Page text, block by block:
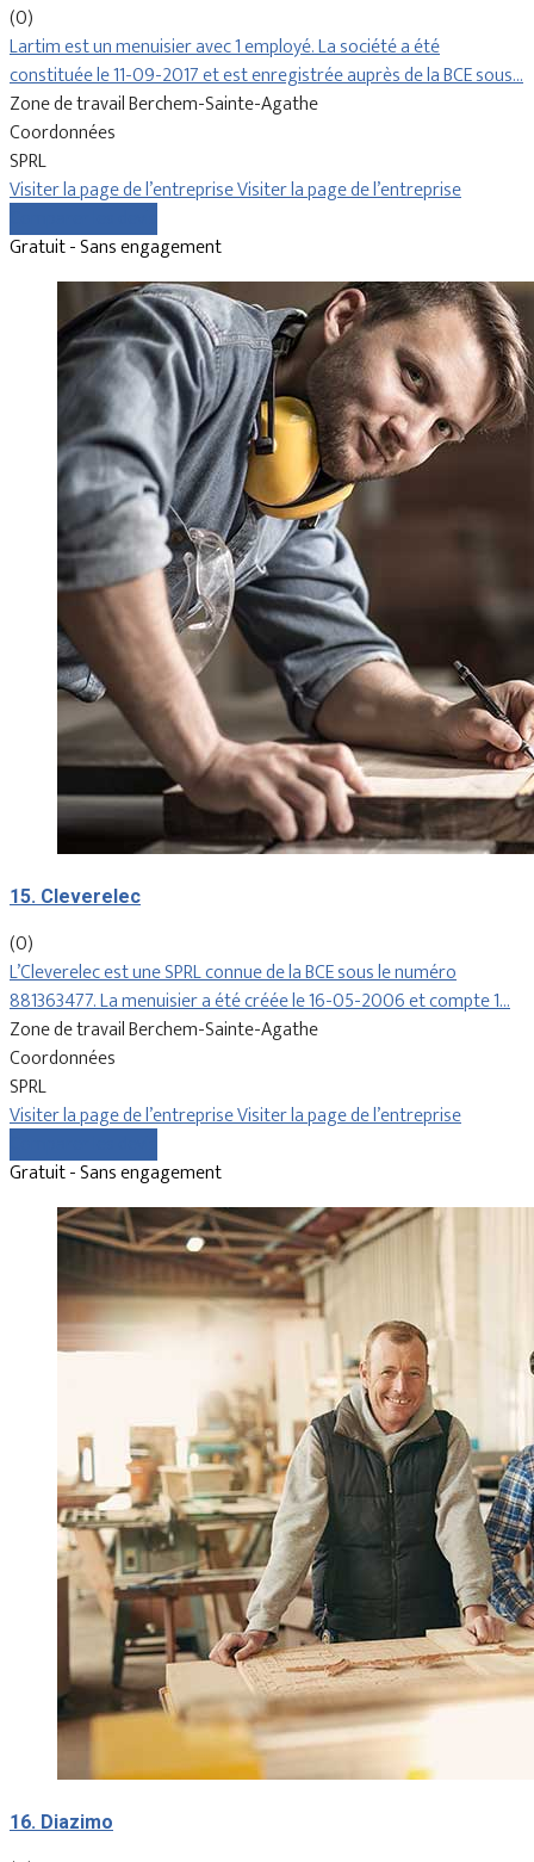
(0)
Lartim est un menuisier avec 1 employé. La société a été
constituée le 11-09-2017 et est enregistrée auprès de la BCE sous…
Zone de travail Berchem-Sainte-Agathe
Coordonnées
SPRL
Visiter la page de l’entrepriseVisiter la page de l’entreprise
Gratuit - Sans engagement
15. Cleverelec
(0)
L’Cleverelec est une SPRL connue de la BCE sous le numéro
881363477. La menuisier a été créée le 16-05-2006 et compte 1…
Zone de travail Berchem-Sainte-Agathe
Coordonnées
SPRL
Visiter la page de l’entrepriseVisiter la page de l’entreprise
Gratuit - Sans engagement
16. Diazimo